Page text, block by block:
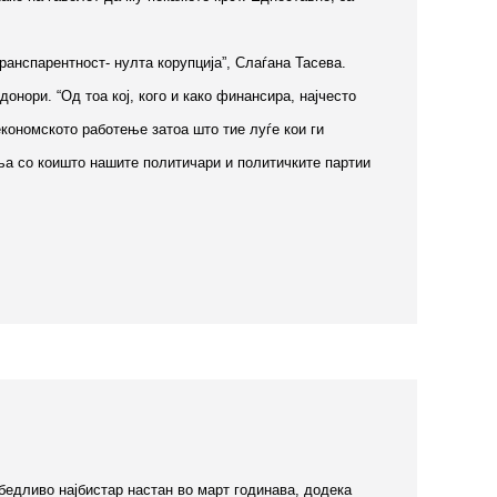
нулта корупција”, Слаѓана Тасева.
“Од тоа кој, кого и како финансира, најчесто
работење затоа што тие луѓе кои ги
со коишто нашите политичари и политичките партии
најбистар настан во март годинава, додека